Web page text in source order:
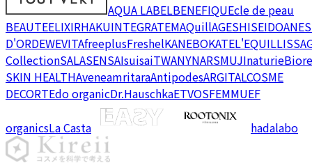
AQUA LABELBENEFIQUEcle de peau
BEAUTEELIXIRHAKUINTEGRATEMAQuillAGESHISEIDO
D'ORDEWEVITAfreeplusFreshelKANEBOKATEL'EQUIL
CollectionSALASENSAIsuisaiTWANYNARSMUJInaturieBiore
SKIN HEALTHAveneamritaraAntipodesARGITALCOSME
DECORTEdo organicDr.HauschkaETVOSFEMMUEF
organicsLa Casta hadalabo